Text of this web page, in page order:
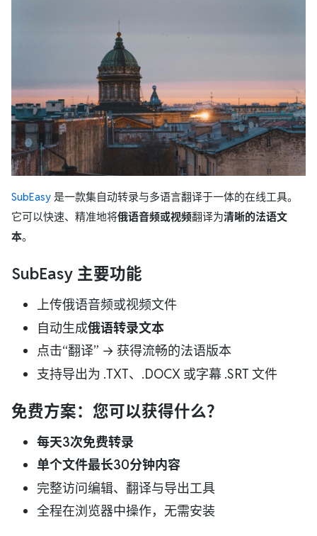
SubEasy 是一款集自动转录与多语言翻译于一体的在线工具。
它可以快速、精准地将俄语音频或视频翻译为清晰的法语文
本。
SubEasy 主要功能
上传俄语音频或视频文件
自动生成俄语转录文本
点击“翻译” → 获得流畅的法语版本
支持导出为 .TXT、.DOCX 或字幕 .SRT 文件
免费方案：您可以获得什么？
每天3次免费转录
单个文件最长30分钟内容
完整访问编辑、翻译与导出工具
全程在浏览器中操作，无需安装